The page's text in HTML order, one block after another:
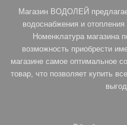
Магазин ВОДОЛЕЙ
водоснабжения и
Номенклатура магазина
возможность приобрести
магазине самое оптимальное
товар, что позволяет купить